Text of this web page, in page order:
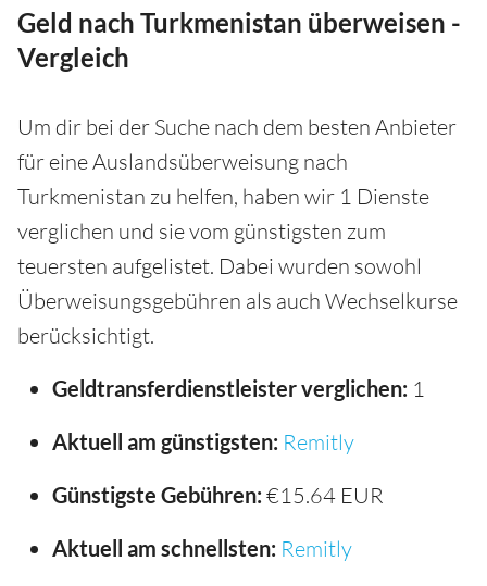
Geld nach Turkmenistan überweisen -
Vergleich
Um dir bei der Suche nach dem besten Anbieter
für eine Auslandsüberweisung nach
Turkmenistan zu helfen, haben wir 1 Dienste
verglichen und sie vom günstigsten zum
teuersten aufgelistet. Dabei wurden sowohl
Überweisungsgebühren als auch Wechselkurse
berücksichtigt.
Geldtransferdienstleister verglichen: 1
Aktuell am günstigsten: Remitly
Günstigste Gebühren: €15.64 EUR
Aktuell am schnellsten: Remitly